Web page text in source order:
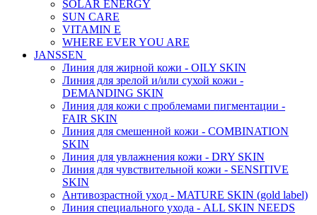
SOLAR ENERGY
SUN CARE
VITAMIN E
WHERE EVER YOU ARE
JANSSEN
Линия для жирной кожи - OILY SKIN
Линия для зрелой и/или сухой кожи -
DEMANDING SKIN
Линия для кожи с проблемами пигментации -
FAIR SKIN
Линия для смешенной кожи - COMBINATION
SKIN
Линия для увлажнения кожи - DRY SKIN
Линия для чувствительной кожи - SENSITIVE
SKIN
Антивозрастной уход - MATURE SKIN (gold label)
Линия специального ухода - ALL SKIN NEEDS